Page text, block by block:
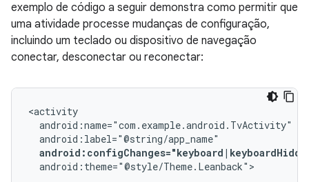
exemplo de código a seguir demonstra como permitir que
uma atividade processe mudanças de configuração,
incluindo um teclado ou dispositivo de navegação
conectar, desconectar ou reconectar:
android:theme="@style/Theme.Leanback">